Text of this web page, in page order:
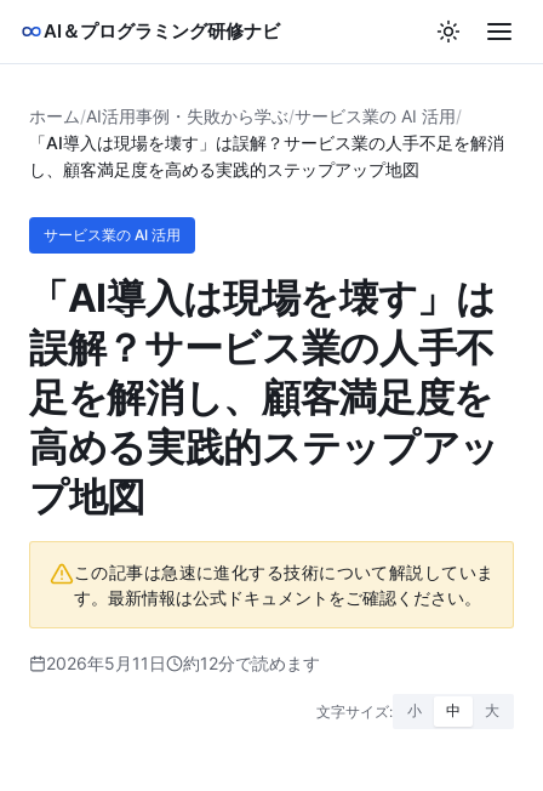
AI＆プログラミング研修ナビ
ホーム/AI活用事例・失敗から学ぶ/サービス業の AI 活用/
「AI導入は現場を壊す」は誤解？サービス業の人手不足を解消
し、顧客満足度を高める実践的ステップアップ地図
サービス業の AI 活用
「AI導入は現場を壊す」は
誤解？サービス業の人手不
足を解消し、顧客満足度を
高める実践的ステップアッ
プ地図
この記事は急速に進化する技術について解説していま
す。最新情報は公式ドキュメントをご確認ください。
2026年5月11日 約12分で読めます
文字サイズ: 小 中 大